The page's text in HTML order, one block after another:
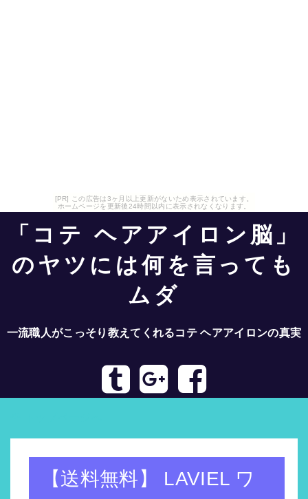
[PR] この広告は3ヶ月以上更新がないため表示されています。
ホームページを更新後24時間以内に表示されなくなります。
「コテ ヘアアイロン脳」
のヤツには何を言っても
ムダ
一流職人がこっそり教えてくれるコテ ヘアアイロンの真実
【送料無料】 LAVIEL ワ